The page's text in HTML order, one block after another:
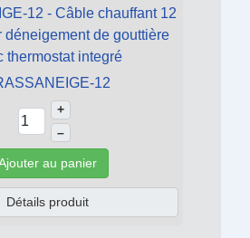
12 - Câble chauffant 12
déneigement de gouttière
thermostat integré
12
+
–
au panier
Détails produit